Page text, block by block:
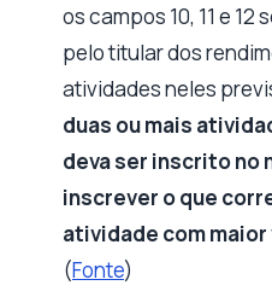
os campos 10, 11 e 12
pelo titular dos
atividades neles
duas ou mais
deva ser inscrito no
inscrever o que
atividade com
(Fonte)